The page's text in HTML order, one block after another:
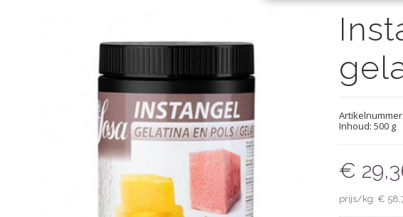
Artikelnummer:
Inhoud: 500 g
€
prijs/kg: €